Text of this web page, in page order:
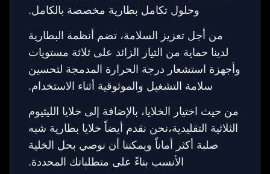
وحلول تكامل بطارية مخصصة بالكامل.
من أجل تعزيز السلامة، تضم أنظمة البطارية
لدينا حماية من التيار الزائد على ثلاثة مستويات
وأجهزة استشعار درجة الحرارة المدمجة لتحسين
سلامة التشغيل والموثوقية أثناء الاستخدام.
من حيث اختيار الخلايا، بالإضافة إلى خلايا الليثيوم
الثلاثية التقليدية،نحن نقدم أيضاً خلايا بطارية شبه
صلبة أكثر أماناً ويمكننا أن نوصي بحل الخلية
الأنسب بناءً على متطلباتك المحددة.